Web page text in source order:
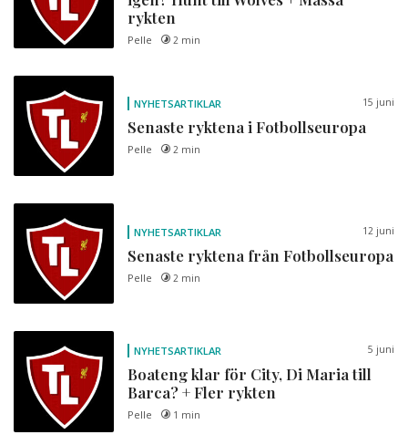
rykten
Pelle 2 min
NYHETSARTIKLAR 15 juni
Senaste ryktena i Fotbollseuropa
Pelle 2 min
NYHETSARTIKLAR 12 juni
Senaste ryktena från Fotbollseuropa
Pelle 2 min
NYHETSARTIKLAR 5 juni
Boateng klar för City, Di Maria till
Barca? + Fler rykten
Pelle 1 min